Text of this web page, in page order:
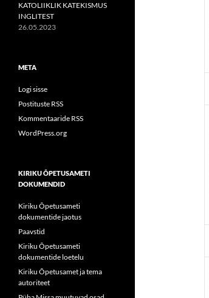
KATOLIIKLIK KATEKISMUS
INGLITEST
26.05.2023
META
Logi sisse
Postituste RSS
Kommentaaride RSS
WordPress.org
KIRIKU ÕPETUSAMETI
DOKUMENDID
Kiriku Õpetusameti
dokumentide jaotus
Paavstid
Kiriku Õpetusameti
dokumentide loetelu
Kiriku Õpetusamet ja tema
autoriteet